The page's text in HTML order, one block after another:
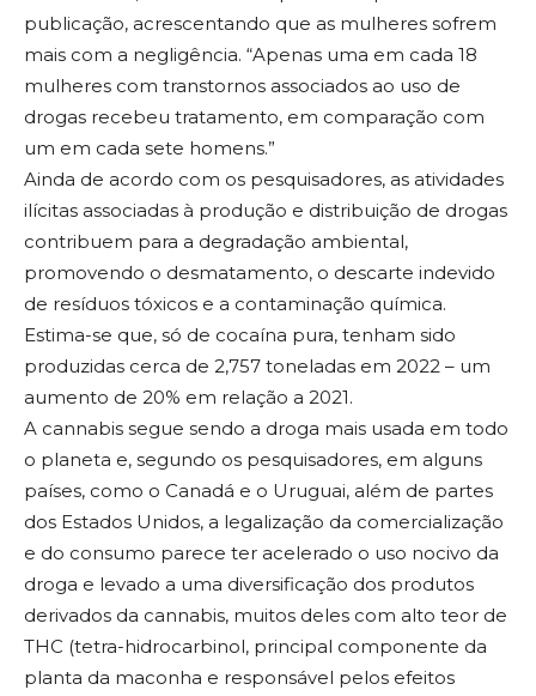
publicação, acrescentando que as mulheres sofrem
mais com a negligência. “Apenas uma em cada 18
mulheres com transtornos associados ao uso de
drogas recebeu tratamento, em comparação com
um em cada sete homens.”
Ainda de acordo com os pesquisadores, as atividades
ilícitas associadas à produção e distribuição de drogas
contribuem para a degradação ambiental,
promovendo o desmatamento, o descarte indevido
de resíduos tóxicos e a contaminação química.
Estima-se que, só de cocaína pura, tenham sido
produzidas cerca de 2,757 toneladas em 2022 – um
aumento de 20% em relação a 2021.
A cannabis segue sendo a droga mais usada em todo
o planeta e, segundo os pesquisadores, em alguns
países, como o Canadá e o Uruguai, além de partes
dos Estados Unidos, a legalização da comercialização
e do consumo parece ter acelerado o uso nocivo da
droga e levado a uma diversificação dos produtos
derivados da cannabis, muitos deles com alto teor de
THC (tetra-hidrocarbinol, principal componente da
planta da maconha e responsável pelos efeitos